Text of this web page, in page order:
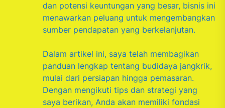
dan potensi keuntungan yang besar, bisnis ini
menawarkan peluang untuk mengembangkan
sumber pendapatan yang berkelanjutan.
Dalam artikel ini, saya telah membagikan
panduan lengkap tentang budidaya jangkrik,
mulai dari persiapan hingga pemasaran.
Dengan mengikuti tips dan strategi yang
saya berikan, Anda akan memiliki fondasi